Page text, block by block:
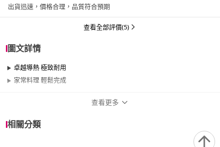
出貨迅速，價格合理，品質符合預期
查看全部評價(5)
圖文詳情
卓越導熱 極致耐用
家常料理 輕鬆完成
查看更多
相關分類